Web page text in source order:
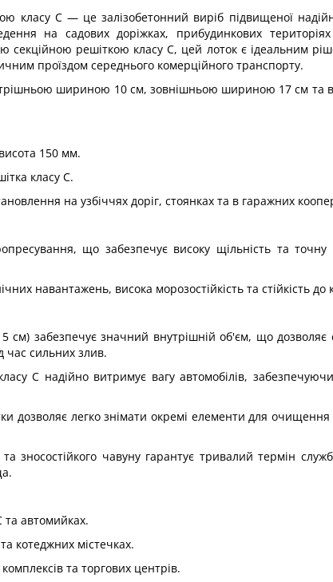
класу С — це залізобетонний виріб підвищеної
на садових доріжках, прибудинкових
секційною решіткою класу С, цей лоток є ідеальним
проїздом середнього комерційного транспорту.
шириною 10 см, зовнішньою шириною 17 см та
150 мм.
класу С.
на узбіччях доріг, стоянках та в гаражних
що забезпечує високу щільність та точну
навантажень, висока морозостійкість та стійкість до
см) забезпечує значний внутрішній об'єм, що дозволяє
час сильних злив.
С надійно витримує вагу автомобілів,
дозволяє легко знімати окремі елементи для очищення
зносостійкого чавуну гарантує тривалий термін
та автомийках.
котеджних містечках.
та торгових центрів.